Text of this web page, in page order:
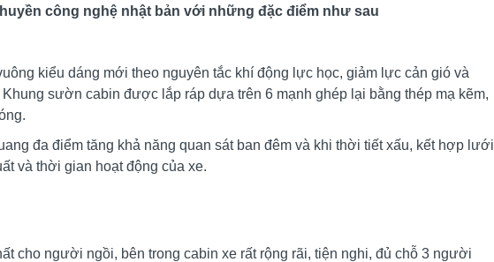
công nghệ nhật bản với những đặc điểm như sau
kiểu dáng mới theo nguyên tắc khí động lực học, giảm lực cản gió và
sườn cabin được lắp ráp dựa trên 6 mạnh ghép lại bằng thép mạ kẽm,
đa điểm tăng khả năng quan sát ban đêm và khi thời tiết xấu, kết hợp lưới
và thời gian hoạt động của xe.
cho người ngồi, bên trong cabin xe rất rộng rãi, tiện nghi, đủ chỗ 3 người